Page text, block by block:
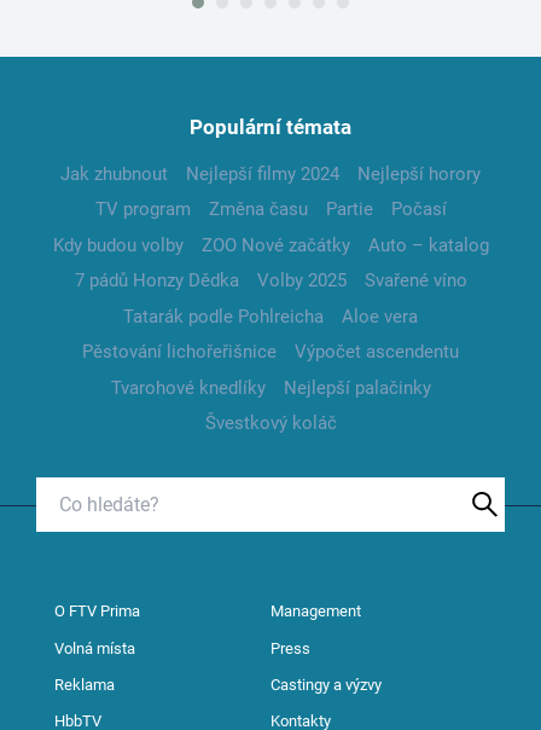
Populární témata
Jak zhubnout Nejlepší filmy 2024
Nejlepší horory
TV program
Změna času Partie
Počasí
Kdy budou volby
ZOO Nové začátky
Auto – katalog
7 pádů Honzy Dědka
Volby 2025
Svařené víno
Tatarák podle Pohlreicha
Aloe vera
Pěstování lichořeřišnice
Výpočet ascendentu
Tvarohové knedlíky
Nejlepší palačinky
Švestkový koláč
O FTV Prima Management
Volná místa Press
Reklama Castingy a výzvy
HbbTV Kontakty